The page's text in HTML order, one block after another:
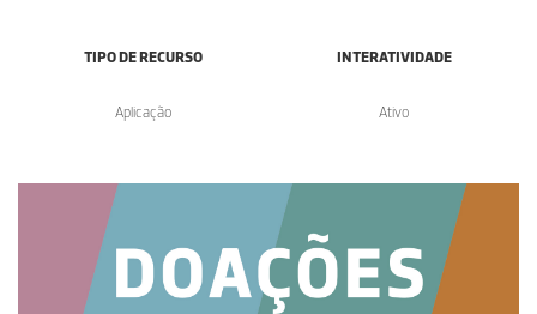
TIPO DE RECURSO
Aplicação
INTERATIVIDADE
Ativo